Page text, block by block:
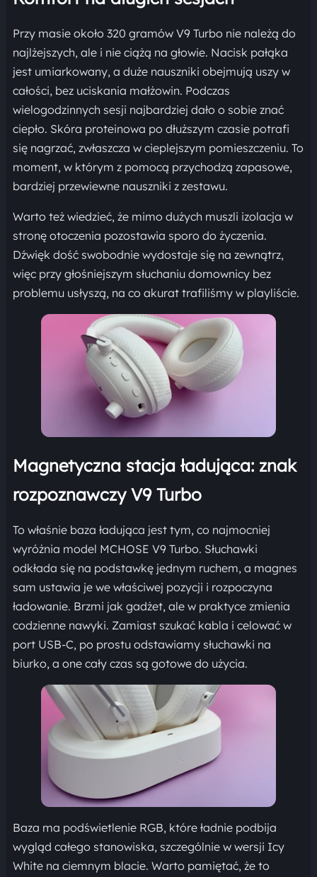
Przy masie około 320 gramów V9 Turbo nie należą do
najlżejszych, ale i nie ciążą na głowie. Nacisk pałąka
jest umiarkowany, a duże nauszniki obejmują uszy w
całości, bez uciskania małżowin. Podczas
wielogodzinnych sesji najbardziej dało o sobie znać
ciepło. Skóra proteinowa po dłuższym czasie potrafi
się nagrzać, zwłaszcza w cieplejszym pomieszczeniu. To
moment, w którym z pomocą przychodzą zapasowe,
bardziej przewiewne nauszniki z zestawu.
Warto też wiedzieć, że mimo dużych muszli izolacja w
stronę otoczenia pozostawia sporo do życzenia.
Dźwięk dość swobodnie wydostaje się na zewnątrz,
więc przy głośniejszym słuchaniu domownicy bez
problemu usłyszą, na co akurat trafiliśmy w playliście.
Magnetyczna stacja ładująca: znak
rozpoznawczy V9 Turbo
To właśnie baza ładująca jest tym, co najmocniej
wyróżnia model MCHOSE V9 Turbo. Słuchawki
odkłada się na podstawkę jednym ruchem, a magnes
sam ustawia je we właściwej pozycji i rozpoczyna
ładowanie. Brzmi jak gadżet, ale w praktyce zmienia
codzienne nawyki. Zamiast szukać kabla i celować w
port USB-C, po prostu odstawiamy słuchawki na
biurko, a one cały czas są gotowe do użycia.
Baza ma podświetlenie RGB, które ładnie podbija
wygląd całego stanowiska, szczególnie w wersji Icy
White na ciemnym blacie. Warto pamiętać, że to